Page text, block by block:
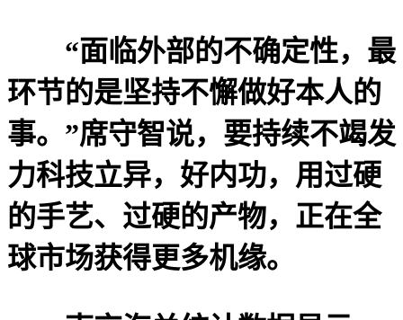
“面临外部的不确定性，最
环节的是坚持不懈做好本人的
事。”席守智说，要持续不竭发
力科技立异，好内功，用过硬
的手艺、过硬的产物，正在全
球市场获得更多机缘。